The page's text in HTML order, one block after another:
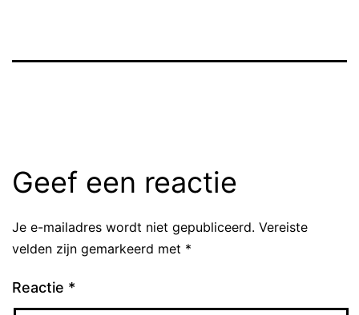
Geef een reactie
Je e-mailadres wordt niet gepubliceerd. Vereiste
velden zijn gemarkeerd met *
Reactie *